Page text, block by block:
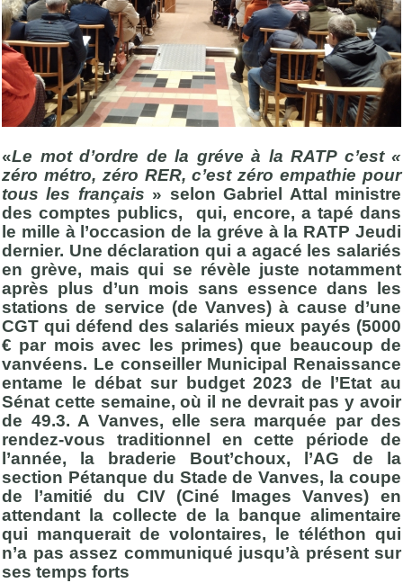
«Le mot d’ordre de la gréve à la RATP c’est «
zéro métro, zéro RER, c’est zéro empathie pour
tous les français » selon Gabriel Attal ministre
des comptes publics, qui, encore, a tapé dans
le mille à l’occasion de la gréve à la RATP Jeudi
dernier. Une déclaration qui a agacé les salariés
en grève, mais qui se révèle juste notamment
après plus d’un mois sans essence dans les
stations de service (de Vanves) à cause d’une
CGT qui défend des salariés mieux payés (5000
€ par mois avec les primes) que beaucoup de
vanvéens. Le conseiller Municipal Renaissance
entame le débat sur budget 2023 de l’Etat au
Sénat cette semaine, où il ne devrait pas y avoir
de 49.3. A Vanves, elle sera marquée par des
rendez-vous traditionnel en cette période de
l’année, la braderie Bout’choux, l’AG de la
section Pétanque du Stade de Vanves, la coupe
de l’amitié du CIV (Ciné Images Vanves) en
attendant la collecte de la banque alimentaire
qui manquerait de volontaires, le téléthon qui
n’a pas assez communiqué jusqu’à présent sur
ses temps forts